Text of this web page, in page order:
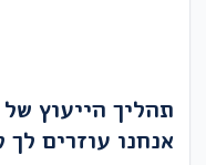
תהליך הייעוץ
אנחנו עוזרים